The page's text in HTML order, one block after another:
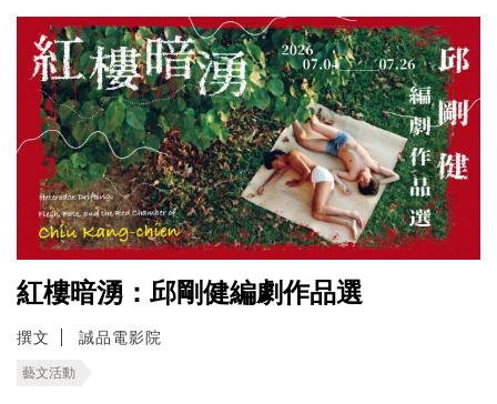
紅樓暗湧：邱剛健編劇作品選
撰文 誠品電影院
藝文活動